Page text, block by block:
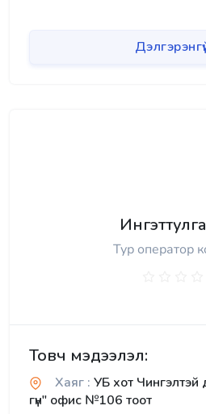
Тур оператор
Товч мэдээлэл:
Хаяг : УБ хот Чингэлтэй
гүн" офис №106 тоот